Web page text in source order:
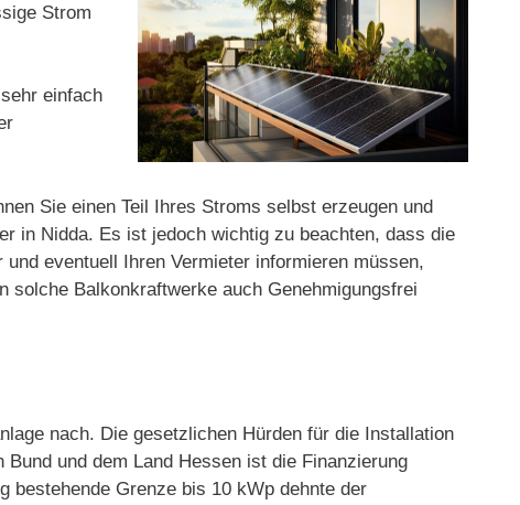
Strom
einfach
Sie einen Teil Ihres Stroms selbst erzeugen und
in Nidda. Es ist jedoch wichtig zu beachten, dass die
eventuell Ihren Vermieter informieren müssen,
Balkonkraftwerke auch Genehmigungsfrei
nach. Die gesetzlichen Hürden für die Installation
und dem Land Hessen ist die Finanzierung
bestehende Grenze bis 10 kWp dehnte der